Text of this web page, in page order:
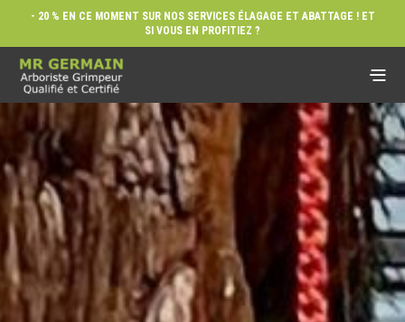
- 20 % EN CE MOMENT SUR NOS SERVICES ÉLAGAGE ET ABATTAGE ! ET
SI VOUS EN PROFITIEZ ?